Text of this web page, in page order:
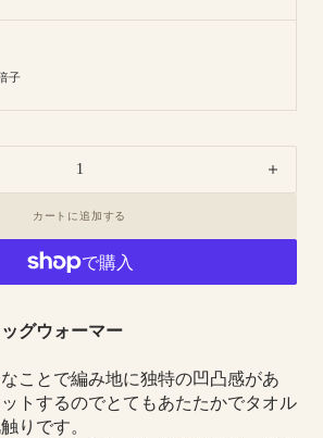
子
ボ
ウ
カートに追加する
グウォーマー
ことで編み地に独特の凹凸感があ
トするのでとてもあたたかでタオル
りです。